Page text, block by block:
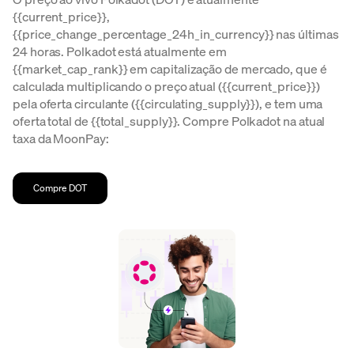
{{current_price}},
{{price_change_percentage_24h_in_currency}} nas últimas
24 horas. Polkadot está atualmente em
{{market_cap_rank}} em capitalização de mercado, que é
calculada multiplicando o preço atual ({{current_price}})
pela oferta circulante ({{circulating_supply}}), e tem uma
oferta total de {{total_supply}}. Compre Polkadot na atual
taxa da MoonPay:
Compre DOT